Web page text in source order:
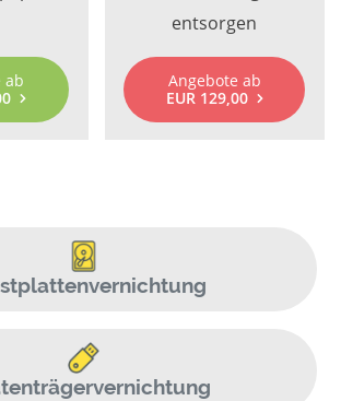
ab
entsorgen
Angebote ab
EUR 129,00